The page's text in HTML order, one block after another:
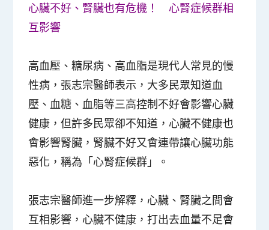
心臟不好、腎臟也有危機！ 心腎症候群相
互影響
高血壓、糖尿病、高血脂是現代人常見的慢
性病，張志宗醫師表示，大多民眾知道血
壓、血糖、血脂等三高控制不好會影響心臟
健康，但許多民眾卻不知道，心臟不健康也
會影響腎臟，腎臟不好又會連帶讓心臟功能
惡化，稱為「心腎症候群」。
張志宗醫師進一步解釋，心臟、腎臟之間會
互相影響，心臟不健康，打出去血量不足會